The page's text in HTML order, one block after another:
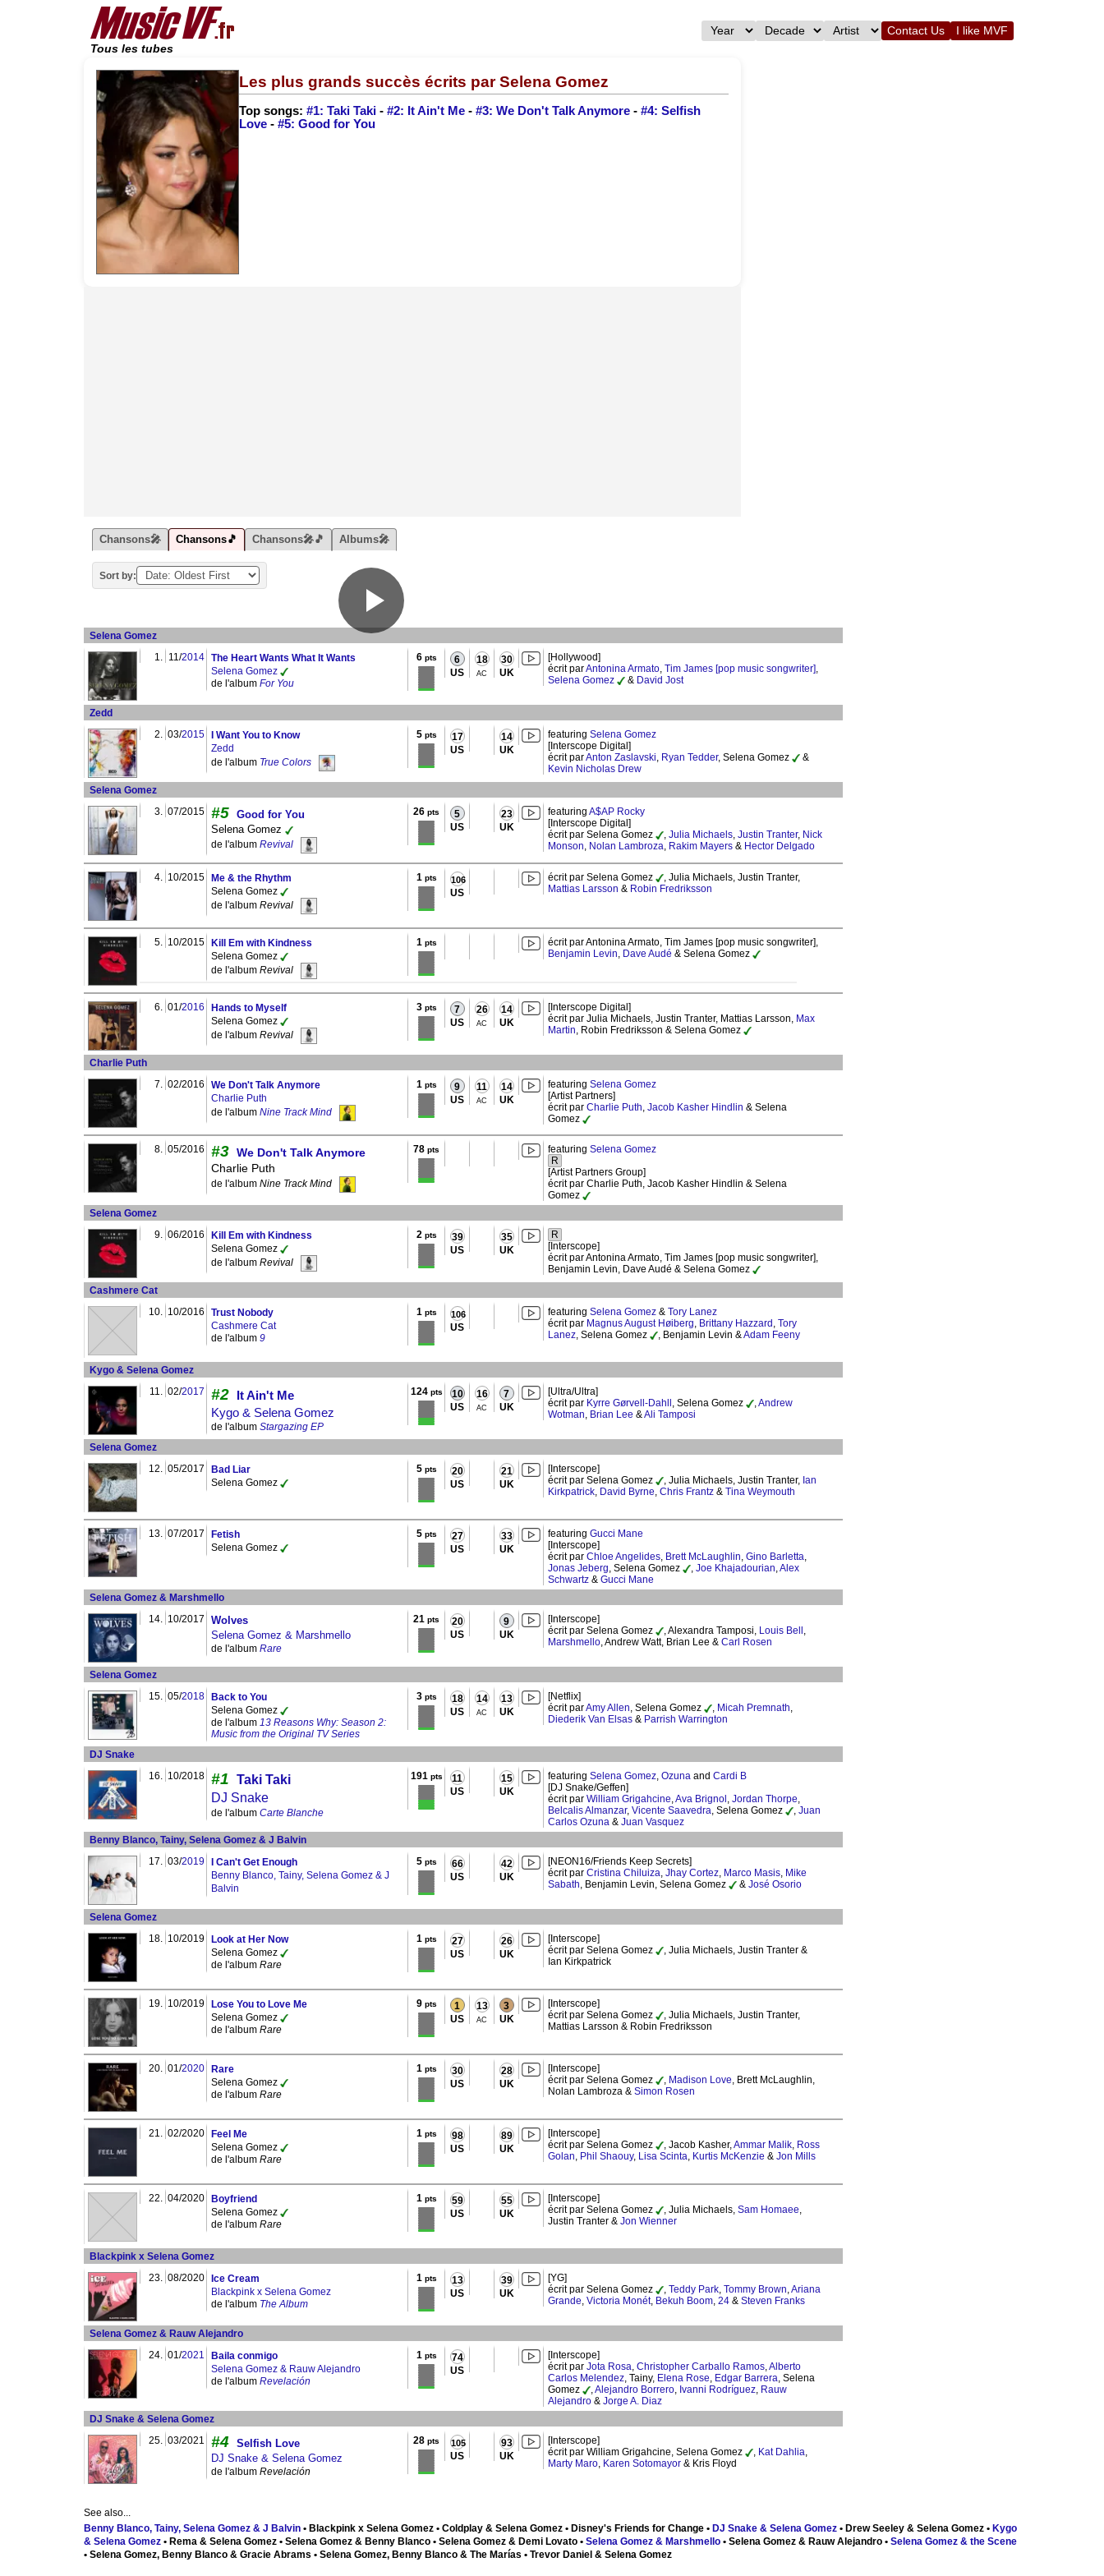
Tous les tubes
Contact Us I like MVF
Les plus grands succès écrits par Selena Gomez
Top songs: #1: Taki Taki - #2: It Ain't Me - #3: We Don't Talk Anymore - #4: Selfish
Love - #5: Good for You
Chansons🎤 Chansons🎵 Chansons🎤🎵 Albums🎤
Sort by:
Selena Gomez
1. 11/2014
The Heart Wants What It Wants
Selena Gomez
de l'album For You
6pts 6
US
18
AC
30
UK
[Hollywood]
écrit parAntonina Armato, Tim James [pop music songwriter],
Selena Gomez
& David Jost
Zedd
2. 03/2015
I Want You to Know
Zedd
de l'album True Colors
5pts 17
US
14
UK
featuring Selena Gomez
[Interscope Digital]
écrit parAnton Zaslavski, Ryan Tedder, Selena Gomez
&
Kevin Nicholas Drew
Selena Gomez
3. 07/2015 #5 Good for You
Selena Gomez
de l'album Revival
26 pts 5
US
23
UK
featuring A$AP Rocky
[Interscope Digital]
écrit par Selena Gomez
, Julia Michaels, Justin Tranter, Nick
Monson, Nolan Lambroza, Rakim Mayers & Hector Delgado
4. 10/2015
Me & the Rhythm
Selena Gomez
de l'album Revival
1 pts
106
US
écrit par Selena Gomez
, Julia Michaels, Justin Tranter,
Mattias Larsson & Robin Fredriksson
5. 10/2015
Kill Em with Kindness
Selena Gomez
de l'album Revival
1 pts
écrit par Antonina Armato, Tim James [pop music songwriter],
Benjamin Levin, Dave Audé & Selena Gomez
6. 01/2016
Hands to Myself
Selena Gomez
de l'album Revival
3pts 7
US
26
AC
14
UK
[Interscope Digital]
écrit par Julia Michaels, Justin Tranter, Mattias Larsson, Max
Martin, Robin Fredriksson & Selena Gomez
Charlie Puth
7. 02/2016
We Don't Talk Anymore
Charlie Puth
de l'album Nine Track Mind
1 pts 9
US
11
AC
14
UK
featuring Selena Gomez
[Artist Partners]
écrit par Charlie Puth, Jacob Kasher Hindlin & Selena
Gomez
8. 05/2016 #3 We Don't Talk Anymore
Charlie Puth
de l'album Nine Track Mind
78 pts featuring Selena Gomez
R
[Artist Partners Group]
écrit par Charlie Puth, Jacob Kasher Hindlin & Selena
Gomez
Selena Gomez
9. 06/2016
Kill Em with Kindness
Selena Gomez
de l'album Revival
2 pts 39
US
35
UK
R
[Interscope]
écrit par Antonina Armato, Tim James [pop music songwriter],
Benjamin Levin, Dave Audé & Selena Gomez
Cashmere Cat
10. 10/2016
Trust Nobody
Cashmere Cat
de l'album 9
1 pts
106
US
featuring Selena Gomez & Tory Lanez
écrit par Magnus August Høiberg, Brittany Hazzard , Tory
Lanez, Selena Gomez , Benjamin Levin &Adam Feeny
Kygo & Selena Gomez
11. 02/2017 #2 It Ain't Me
Kygo & Selena Gomez
de l'album Stargazing EP
124pts 10
US
16
AC
7
UK
[Ultra/Ultra]
écrit par Kyrre Gørvell-Dahll , Selena Gomez ,Andrew
Wotman, Brian Lee &Ali Tamposi
Selena Gomez
12. 05/2017
Bad Liar
Selena Gomez
5pts 20
US
21
UK
[Interscope]
écrit par Selena Gomez
, Julia Michaels, Justin Tranter, Ian
Kirkpatrick, David Byrne, Chris Frantz & Tina Weymouth
13. 07/2017
Fetish
Selena Gomez
5pts 27
US
33
UK
featuring Gucci Mane
[Interscope]
écrit par Chloe Angelides, Brett McLaughlin, Gino Barletta,
Jonas Jeberg, Selena Gomez , Joe Khajadourian,Alex
Schwartz & Gucci Mane
Selena Gomez & Marshmello
14. 10/2017
Wolves
Selena Gomez & Marshmello
de l'album Rare
21 pts 20
US
9
UK
[Interscope]
écrit par Selena Gomez
, Alexandra Tamposi, Louis Bell ,
Marshmello, Andrew Watt, Brian Lee & Carl Rosen
Selena Gomez
15. 05/2018
Back to You
Selena Gomez
de l'album 13 Reasons Why: Season 2:
Music from the Original TV Series
3pts 18
US
14
AC
13
UK
[Netflix]
écrit parAmy Allen, Selena Gomez , Micah Premnath,
Diederik Van Elsas & Parrish Warrington
DJ Snake
16. 10/2018 #1 Taki Taki
DJ Snake
de l'album Carte Blanche
191 pts 11
US
15
UK
featuring Selena Gomez, Ozuna and Cardi B
[DJ Snake/Geffen]
écrit par William Grigahcine,Ava Brignol , Jordan Thorpe,
Belcalis Almanzar, Vicente Saavedra, Selena Gomez , Juan
Carlos Ozuna & Juan Vasquez
Benny Blanco, Tainy, Selena Gomez & J Balvin
17. 03/2019
I Can't Get Enough
Benny Blanco, Tainy, Selena Gomez & J
Balvin
5pts 66
US
42
UK
[NEON16/Friends Keep Secrets]
écrit par Cristina Chiluiza, Jhay Cortez, Marco Masis, Mike
Sabath, Benjamin Levin, Selena Gomez & José Osorio
Selena Gomez
18. 10/2019
Look at Her Now
Selena Gomez
de l'album Rare
1 pts 27
US
26
UK
[Interscope]
écrit par Selena Gomez
, Julia Michaels, Justin Tranter &
Ian Kirkpatrick
19. 10/2019
Lose You to Love Me
Selena Gomez
de l'album Rare
9pts 1
US
13
AC
3
UK
[Interscope]
écrit par Selena Gomez
, Julia Michaels, Justin Tranter,
Mattias Larsson & Robin Fredriksson
20. 01/2020
Rare
Selena Gomez
de l'album Rare
1 pts 30
US
28
UK
[Interscope]
écrit par Selena Gomez
, Madison Love, Brett McLaughlin,
Nolan Lambroza & Simon Rosen
21. 02/2020
Feel Me
Selena Gomez
de l'album Rare
1 pts 98
US
89
UK
[Interscope]
écrit par Selena Gomez
, Jacob Kasher,Ammar Malik, Ross
Golan, Phil Shaouy, Lisa Scinta, Kurtis McKenzie & Jon Mills
22. 04/2020
Boyfriend
Selena Gomez
de l'album Rare
1 pts 59
US
55
UK
[Interscope]
écrit par Selena Gomez
, Julia Michaels, Sam Homaee,
Justin Tranter & Jon Wienner
Blackpink x Selena Gomez
23. 08/2020
Ice Cream
Blackpink x Selena Gomez
de l'album The Album
1 pts 13
US
39
UK
[YG]
écrit par Selena Gomez
, Teddy Park, Tommy Brown,Ariana
Grande, Victoria Monét, Bekuh Boom, 24 & Steven Franks
Selena Gomez & Rauw Alejandro
24. 01/2021
Baila conmigo
Selena Gomez & Rauw Alejandro
de l'album Revelación
1 pts 74
US
[Interscope]
écrit par Jota Rosa, Christopher Carballo Ramos,Alberto
Carlos Melendez, Tainy, Elena Rose, Edgar Barrera, Selena
Gomez
,Alejandro Borrero, Ivanni Rodríguez, Rauw
Alejandro & Jorge A. Diaz
DJ Snake & Selena Gomez
25. 03/2021 #4 Selfish Love
DJ Snake & Selena Gomez
de l'album Revelación
28 pts
105
US
93
UK
[Interscope]
écrit par William Grigahcine, Selena Gomez
, Kat Dahlia,
Marty Maro, Karen Sotomayor & Kris Floyd
See also...
Benny Blanco, Tainy, Selena Gomez & J Balvin • Blackpink x Selena Gomez • Coldplay & Selena Gomez • Disney's Friends for Change • DJ Snake & Selena Gomez • Drew Seeley & Selena Gomez • Kygo
& Selena Gomez • Rema & Selena Gomez • Selena Gomez & Benny Blanco • Selena Gomez & Demi Lovato • Selena Gomez & Marshmello • Selena Gomez & Rauw Alejandro • Selena Gomez & the Scene
• Selena Gomez, Benny Blanco & Gracie Abrams • Selena Gomez, Benny Blanco & The Marías • Trevor Daniel & Selena Gomez